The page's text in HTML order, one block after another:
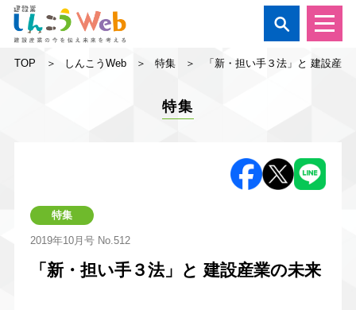

TOP しんこうWeb 特集 「新・担い手３法」と 建設産業
特集
特集
2019年10月号No.512
「新・担い手３法」と 建設産業の未来